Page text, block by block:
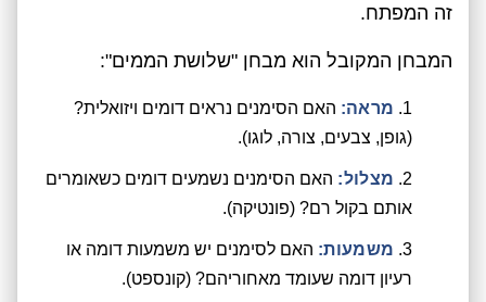
זה המפתח.
המבחן המקובל הוא מבחן "שלושת הממים":
מראה: האם הסימנים נראים דומים ויזואלית?
(גופן, צבעים, צורה, לוגו).
מצלול: האם הסימנים נשמעים דומים כשאומרים
אותם בקול רם? (פונטיקה).
משמעות: האם לסימנים יש משמעות דומה או
רעיון דומה שעומד מאחוריהם? (קונספט).